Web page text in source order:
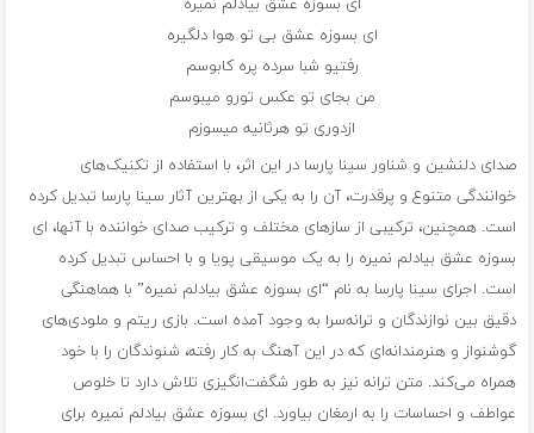
ای بسوزه عشق بیادلم نمیره
ای بسوزه عشق بی تو هوا دلگیره
رفتیو شبا سرده پره کابوسم
من بجای تو عکس تورو میبوسم
ازدوری تو هرثانیه میسوزم
صدای دلنشین و شناور سینا پارسا در این اثر، با استفاده از تکنیک‌های
خوانندگی متنوع و پرقدرت، آن را به یکی از بهترین آثار سینا پارسا تبدیل کرده
است. همچنین، ترکیبی از سازهای مختلف و ترکیب صدای خواننده با آنها، ای
بسوزه عشق بیادلم نمیره را به یک موسیقی پویا و با احساس تبدیل کرده
است. اجرای سینا پارسا به نام “ای بسوزه عشق بیادلم نمیره” با هماهنگی
دقیق بین نوازندگان و ترانه‌سرا به وجود آمده است. بازی ریتم و ملودی‌های
گوشنواز و هنرمندانه‌ای که در این آهنگ به کار رفته، شنوندگان را با خود
همراه می‌کند. متن ترانه نیز به طور شگفت‌انگیزی تلاش دارد تا خلوص
عواطف و احساسات را به ارمغان بیاورد. ای بسوزه عشق بیادلم نمیره برای